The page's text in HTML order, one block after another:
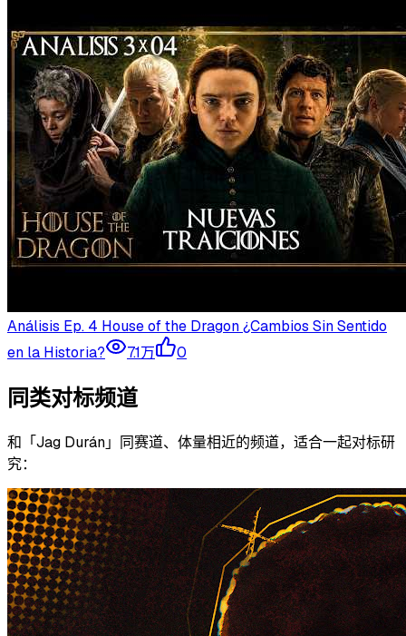
Análisis Ep. 4 House of the Dragon ¿Cambios Sin Sentido
en la Historia?
7.1万 0
同类对标频道
和「Jag Durán」同赛道、体量相近的频道，适合一起对标研
究：